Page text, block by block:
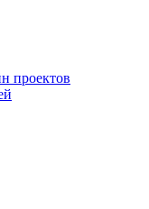
проектов